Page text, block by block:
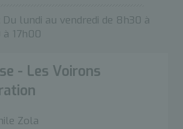
Du lundi au vendredi de 8h30 à
à 17h00
- Les Voirons
Zola